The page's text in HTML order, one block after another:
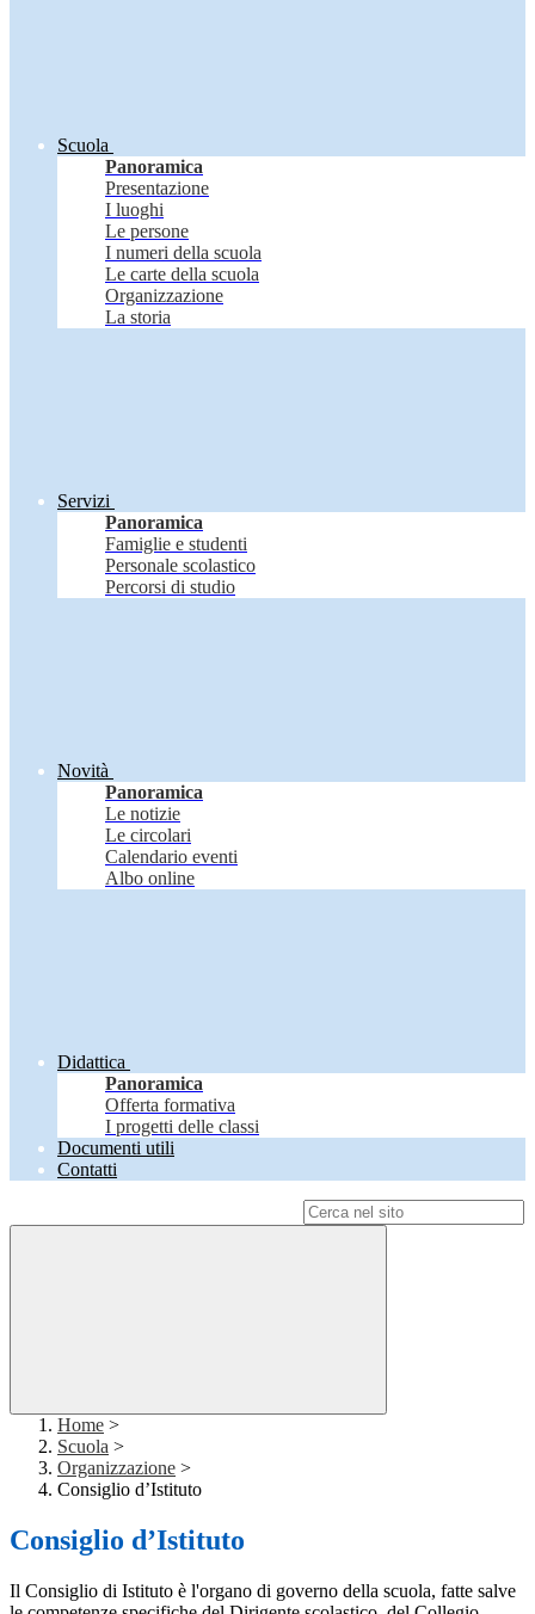
Scuola
Panoramica
Presentazione
I luoghi
Le persone
I numeri della scuola
Le carte della scuola
Organizzazione
La storia
Servizi
Panoramica
Famiglie e studenti
Personale scolastico
Percorsi di studio
Novità
Panoramica
Le notizie
Le circolari
Calendario eventi
Albo online
Didattica
Panoramica
Offerta formativa
I progetti delle classi
Documenti utili
Contatti
Home >
Scuola >
Organizzazione >
Consiglio d’Istituto
Consiglio d’Istituto
Il Consiglio di Istituto è l'organo di governo della scuola, fatte salve